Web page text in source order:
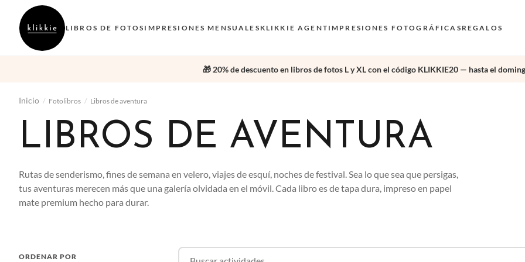
LIBROS DE FOTOS IMPRESIONES MENSUALES KLIKKIE AGENT IMPRESIONES FOTOGRÁFICAS REGALOS
🎁 20% de descuento en libros de fotos L y XL con el código KLIKKIE20 — hasta el
Inicio / Fotolibros / Libros de aventura
LIBROS DE AVENTURA
Rutas de senderismo, fines de semana en velero, viajes de esquí, noches de festival. Sea lo que sea que persigas,
tus aventuras merecen más que una galería olvidada en el móvil. Cada libro es de tapa dura, impreso en papel
mate premium hecho para durar.
ORDENAR POR